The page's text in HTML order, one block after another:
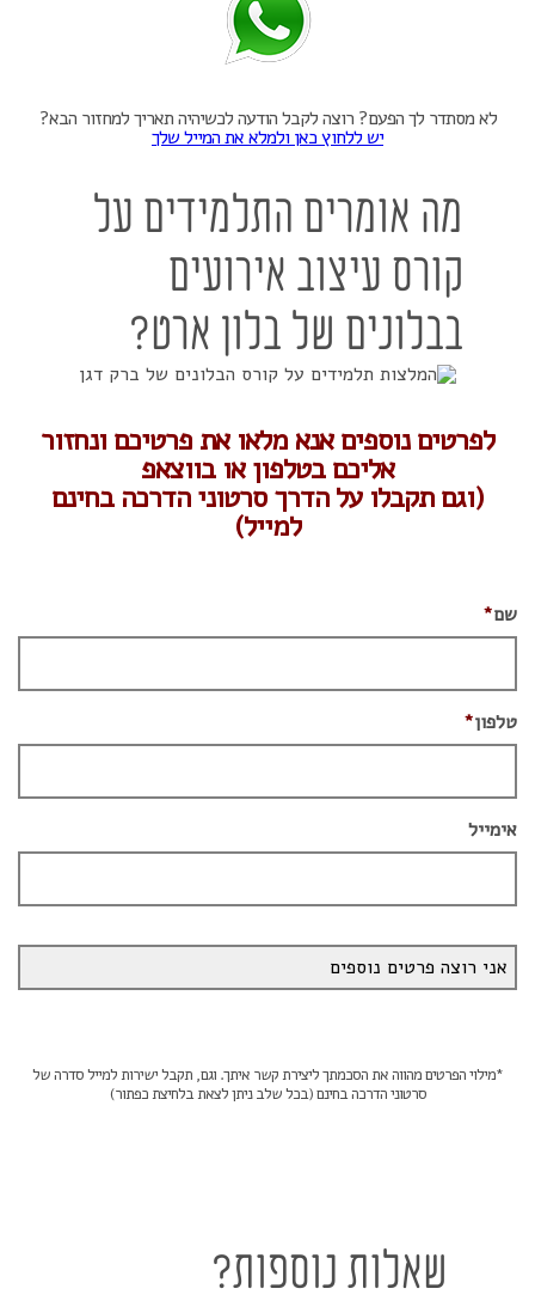
לא מסתדר לך הפעם? רוצה לקבל הודעה לכשיהיה תאריך למחזור הבא?
יש ללחוץ כאן ולמלא את המייל שלך
מה אומרים התלמידים על
קורס עיצוב אירועים
בבלונים של בלון ארט?
לפרטים נוספים אנא מלאו את פרטיכם ונחזור
אליכם בטלפון או בווצאפ
(וגם תקבלו על הדרך סרטוני הדרכה בחינם
למייל)
שם*
טלפון*
אימייל
*מילוי הפרטים מהווה את הסכמתך ליצירת קשר איתך. וגם, תקבל ישירות למייל סדרה של
סרטוני הדרכה בחינם (בכל שלב ניתן לצאת בלחיצת כפתור)
שאלות נוספות?